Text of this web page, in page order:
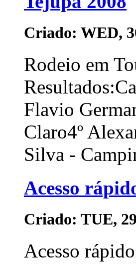
Criado: WED,
Rodeio em
Flavio
Claro4º
Silva -
Acesso
Criado: TUE,
Acesso